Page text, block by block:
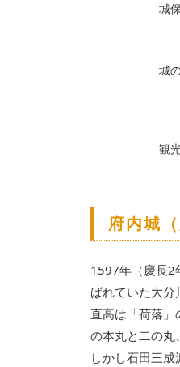
城
城
観
府内城
1597年（慶長2
ばれていた大分
直高は「荷落」
の本丸と二の丸
しかし石田三